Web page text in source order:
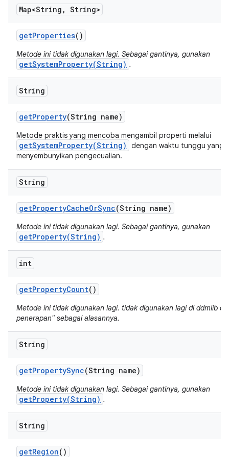
Map<String , String>
getProperties()
Metode ini tidak digunakan lagi. Sebagai gantinya, gunakan
getSystemProperty(String) .
String
getProperty(String name)
Metode praktis yang mencoba mengambil properti melalui
getSystemProperty(String)
dengan waktu tunggu yang
menyembunyikan pengecualian.
String
getPropertyCacheOrSync(String name)
Metode ini tidak digunakan lagi. Sebagai gantinya, gunakan
getProperty(String) .
int
getPropertyCount()
Metode ini tidak digunakan lagi. tidak digunakan lagi di ddmlib
penerapan" sebagai alasannya.
String
getPropertySync(String name)
Metode ini tidak digunakan lagi. Sebagai gantinya, gunakan
getProperty(String) .
String
getRegion()